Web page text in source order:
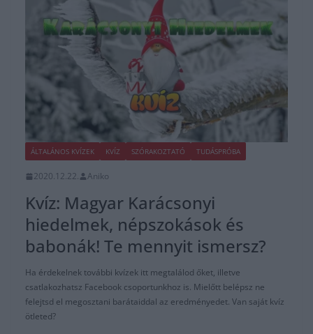
ÁLTALÁNOS KVÍZEK KVÍZ SZÓRAKOZTATÓ TUDÁSPRÓBA
2020.12.22. Aniko
Kvíz: Magyar Karácsonyi
hiedelmek, népszokások és
babonák! Te mennyit ismersz?
Ha érdekelnek további kvízek itt megtalálod őket, illetve
csatlakozhatsz Facebook csoportunkhoz is. Mielőtt belépsz ne
felejtsd el megosztani barátaiddal az eredményedet. Van saját kvíz
ötleted?